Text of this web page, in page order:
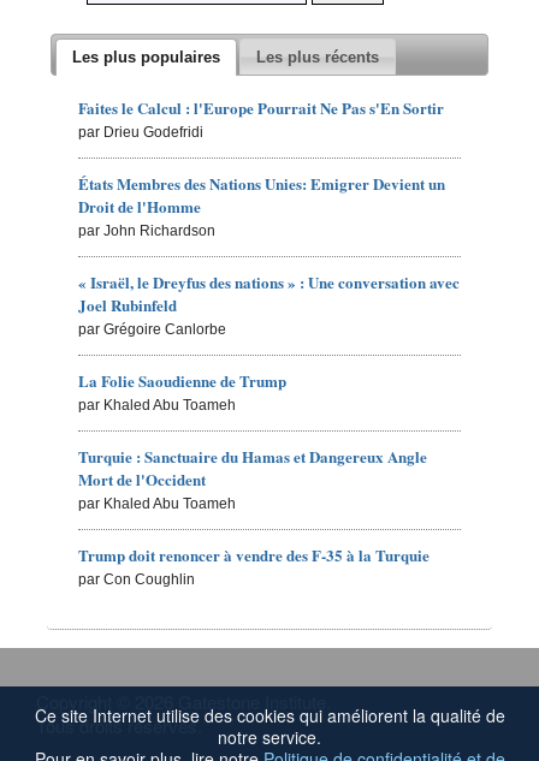
Les plus populaires Les plus récents
Faites le Calcul : l'Europe Pourrait Ne Pas s'En Sortir
par Drieu Godefridi
États Membres des Nations Unies: Emigrer Devient un
Droit de l'Homme
par John Richardson
« Israël, le Dreyfus des nations » : Une conversation avec
Joel Rubinfeld
par Grégoire Canlorbe
La Folie Saoudienne de Trump
par Khaled Abu Toameh
Turquie : Sanctuaire du Hamas et Dangereux Angle
Mort de l'Occident
par Khaled Abu Toameh
Trump doit renoncer à vendre des F-35 à la Turquie
par Con Coughlin
Tous droits réservés.
Ce site Internet utilise des cookies qui améliorent la qualité de
notre service.